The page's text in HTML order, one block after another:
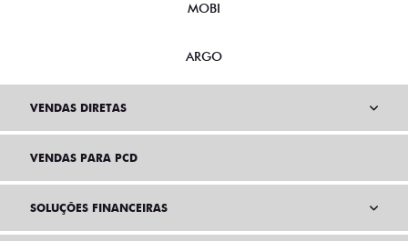
MOBI
ARGO
VENDAS DIRETAS
VENDAS PARA PCD
SOLUÇÕES FINANCEIRAS